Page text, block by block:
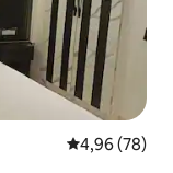
4,96 ud af 5 i
4,96 (78)